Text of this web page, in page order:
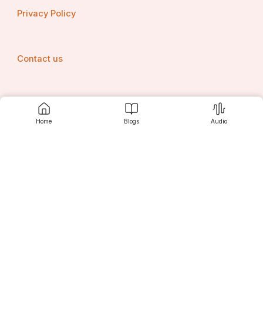
Home Blogs Audio
Privacy Policy
Contact us
Srujanee